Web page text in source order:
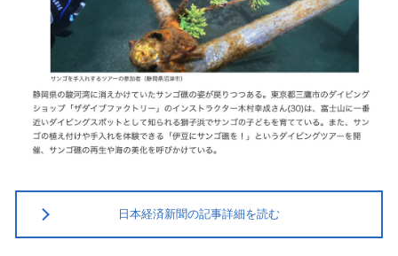
日本経済新聞の記事詳細を読む